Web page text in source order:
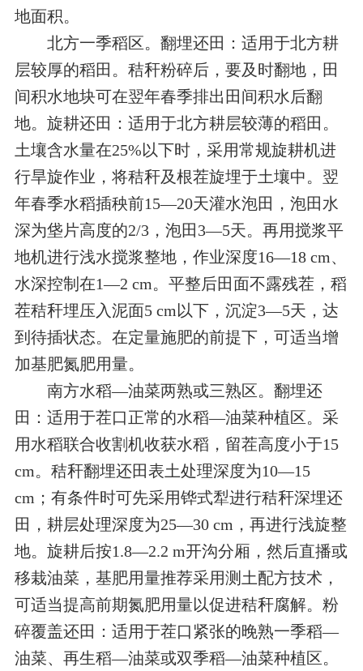
地面积。
北方一季稻区。翻埋还田：适用于北方耕
层较厚的稻田。秸秆粉碎后，要及时翻地，田
间积水地块可在翌年春季排出田间积水后翻
地。旋耕还田：适用于北方耕层较薄的稻田。
土壤含水量在25%以下时，采用常规旋耕机进
行旱旋作业，将秸秆及根茬旋埋于土壤中。翌
年春季水稻插秧前15—20天灌水泡田，泡田水
深为垡片高度的2/3，泡田3—5天。再用搅浆平
地机进行浅水搅浆整地，作业深度16—18 cm、
水深控制在1—2 cm。平整后田面不露残茬，稻
茬秸秆埋压入泥面5 cm以下，沉淀3—5天，达
到待插状态。在定量施肥的前提下，可适当增
加基肥氮肥用量。
南方水稻—油菜两熟或三熟区。翻埋还
田：适用于茬口正常的水稻—油菜种植区。采
用水稻联合收割机收获水稻，留茬高度小于15
cm。秸秆翻埋还田表土处理深度为10—15
cm；有条件时可先采用铧式犁进行秸秆深埋还
田，耕层处理深度为25—30 cm，再进行浅旋整
地。旋耕后按1.8—2.2 m开沟分厢，然后直播或
移栽油菜，基肥用量推荐采用测土配方技术，
可适当提高前期氮肥用量以促进秸秆腐解。粉
碎覆盖还田：适用于茬口紧张的晚熟一季稻—
油菜、再生稻—油菜或双季稻—油菜种植区。